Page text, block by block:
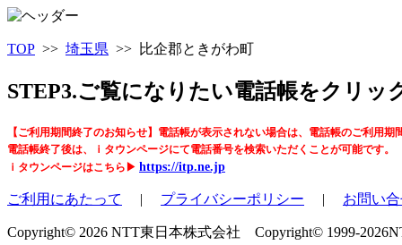
TOP >> 埼玉県 >> 比企郡ときがわ町
STEP3.ご覧になりたい電話帳をクリッ
【ご利用期間終了のお知らせ】電話帳が表示されない場合は、電話帳のご利用期
電話帳終了後は、ｉタウンページにて電話番号を検索いただくことが可能です。
ｉタウンページはこちら▶ https://itp.ne.jp
ご利用にあたって | プライバシーポリシー | お問い
Copyright© 2026 NTT東日本株式会社 Copyright© 1999-